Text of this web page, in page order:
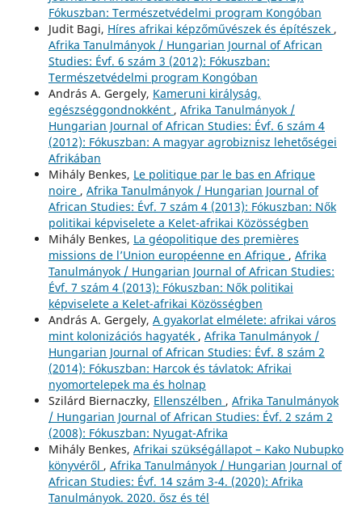
Fókuszban: Természetvédelmi program Kongóban
Judit Bagi, Híres afrikai képzőművészek és építészek ,
Afrika Tanulmányok / Hungarian Journal of African
Studies: Évf. 6 szám 3 (2012): Fókuszban:
Természetvédelmi program Kongóban
András A. Gergely, Kameruni királyság,
egészséggondnokként , Afrika Tanulmányok /
Hungarian Journal of African Studies: Évf. 6 szám 4
(2012): Fókuszban: A magyar agrobiznisz lehetőségei
Afrikában
Mihály Benkes, Le politique par le bas en Afrique
noire , Afrika Tanulmányok / Hungarian Journal of
African Studies: Évf. 7 szám 4 (2013): Fókuszban: Nők
politikai képviselete a Kelet-afrikai Közösségben
Mihály Benkes, La géopolitique des premières
missions de l’Union européenne en Afrique , Afrika
Tanulmányok / Hungarian Journal of African Studies:
Évf. 7 szám 4 (2013): Fókuszban: Nők politikai
képviselete a Kelet-afrikai Közösségben
András A. Gergely, A gyakorlat elmélete: afrikai város
mint kolonizációs hagyaték , Afrika Tanulmányok /
Hungarian Journal of African Studies: Évf. 8 szám 2
(2014): Fókuszban: Harcok és távlatok: Afrikai
nyomortelepek ma és holnap
Szilárd Biernaczky, Ellenszélben , Afrika Tanulmányok
/ Hungarian Journal of African Studies: Évf. 2 szám 2
(2008): Fókuszban: Nyugat-Afrika
Mihály Benkes, Afrikai szükségállapot – Kako Nubupko
könyvéről , Afrika Tanulmányok / Hungarian Journal of
African Studies: Évf. 14 szám 3-4. (2020): Afrika
Tanulmányok. 2020. ősz és tél